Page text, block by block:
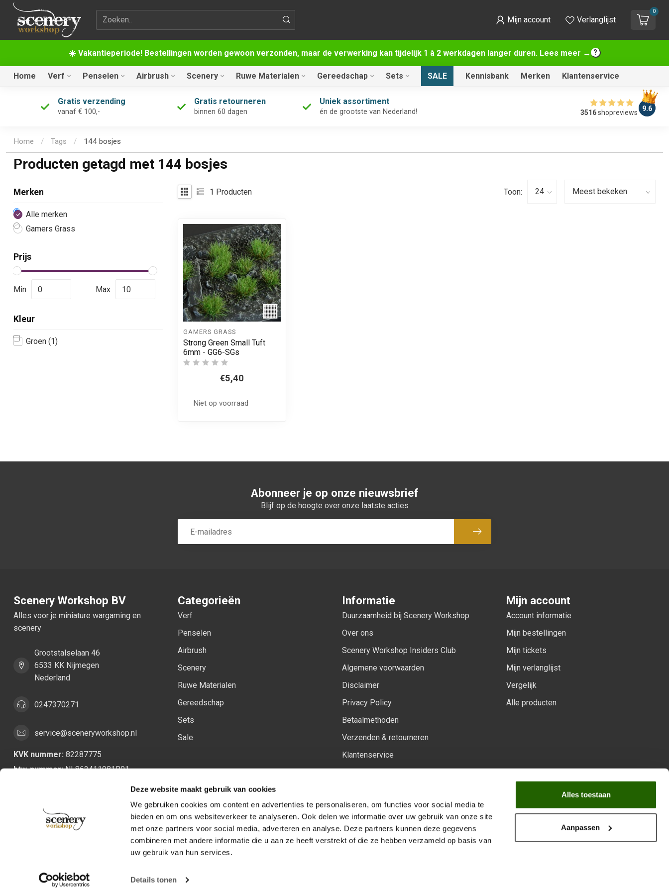
Deze website maakt gebruik van cookies
We gebruiken cookies om content en advertenties te personaliseren, om functies voor social media te
bieden en om ons websiteverkeer te analyseren. Ook delen we informatie over uw gebruik van onze site
met onze partners voor social media, adverteren en analyse. Deze partners kunnen deze gegevens
combineren met andere informatie die u aan ze heeft verstrekt of die ze hebben verzameld op basis van
uw gebruik van hun services.
Details tonen
Alles toestaan
Aanpassen
☀️ Vakantieperiode! Bestellingen worden gewoon verzonden, maar de verwerking kan tijdelijk 1 à 2 werkdagen langer duren. Lees meer →
Zoekterm Mijn account Verlanglijst
0
Home Verf Penselen Airbrush Scenery Ruwe Materialen Gereedschap Sets SALE Kennisbank Merken Klantenservice
Gratis verzending
vanaf € 100,-
Gratis retourneren
binnen 60 dagen
Uniek assortiment
én de grootste van Nederland! 3516shopreviews 9.6
Home / Tags / 144 bosjes
Producten getagd met 144 bosjes
Merken
Alle merken
Gamers Grass
Kleur
Groen (1)
Prijs
Min Max
1 Producten Toon:
GAMERS GRASS
Strong Green Small Tuft
6mm - GG6-SGs
€5,40
Niet op voorraad
Abonneer je op onze nieuwsbrief
Blijf op de hoogte over onze laatste acties
Abonneer
Scenery Workshop BV
Alles voor je miniature wargaming en
scenery
Grootstalselaan 46
6533 KK Nijmegen
Nederland
0247370271
service@sceneryworkshop.nl
KVK nummer: 82287775
btw-nummer:NL862411981B01
Categorieën
Verf
Penselen
Airbrush
Scenery
Ruwe Materialen
Gereedschap
Sets
Sale
Informatie
Duurzaamheid bij Scenery Workshop
Over ons
Scenery Workshop Insiders Club
Algemene voorwaarden
Disclaimer
Privacy Policy
Betaalmethoden
Verzenden & retourneren
Klantenservice
Mijn account
Account informatie
Mijn bestellingen
Mijn tickets
Mijn verlanglijst
Vergelijk
Alle producten
Volg ons op:
Facebook
YoutubeInstagram